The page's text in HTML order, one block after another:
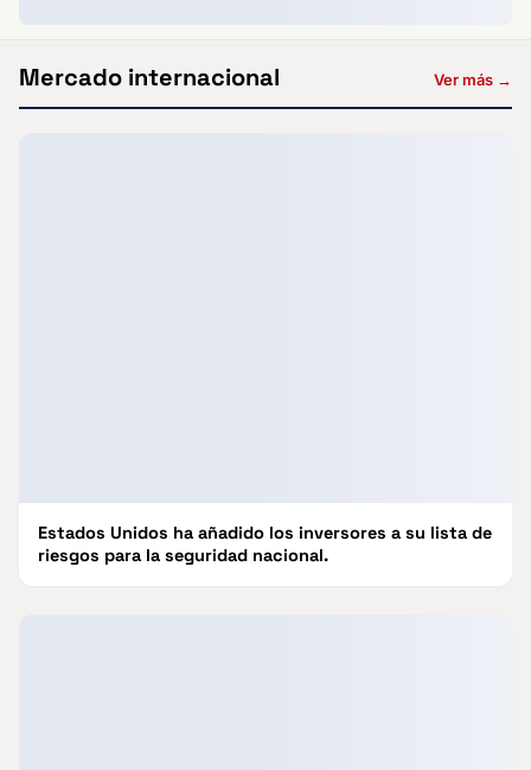
Mercado internacional Ver más →
Estados Unidos ha añadido los inversores a su lista de
riesgos para la seguridad nacional.